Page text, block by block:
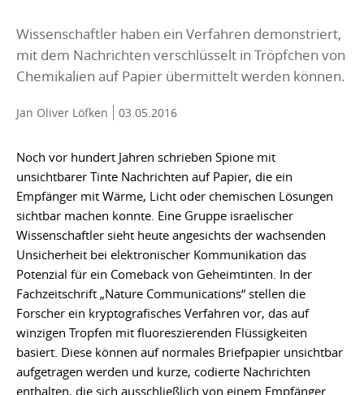
Wissenschaftler haben ein Verfahren demonstriert,
mit dem Nachrichten verschlüsselt in Tröpfchen von
Chemikalien auf Papier übermittelt werden können.
Jan Oliver Löfken 03.05.2016
Noch vor hundert Jahren schrieben Spione mit
unsichtbarer Tinte Nachrichten auf Papier, die ein
Empfänger mit Wärme, Licht oder chemischen Lösungen
sichtbar machen konnte. Eine Gruppe israelischer
Wissenschaftler sieht heute angesichts der wachsenden
Unsicherheit bei elektronischer Kommunikation das
Potenzial für ein Comeback von Geheimtinten. In der
Fachzeitschrift „Nature Communications“ stellen die
Forscher ein kryptografisches Verfahren vor, das auf
winzigen Tropfen mit fluoreszierenden Flüssigkeiten
basiert. Diese können auf normales Briefpapier unsichtbar
aufgetragen werden und kurze, codierte Nachrichten
enthalten, die sich ausschließlich von einem Empfänger